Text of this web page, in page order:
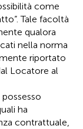
come
Tale facoltà
qualora
nella norma
riportato
Locatore al
ha
contrattuale,